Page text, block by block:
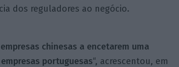
dos reguladores ao negócio.
chinesas a encetarem uma
portuguesas“, acrescentou, em